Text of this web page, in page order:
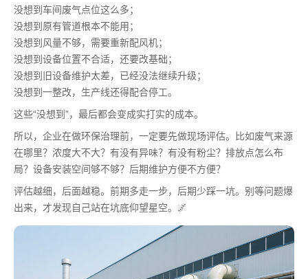
没想到车间废气点位这么多；
没想到原有管道根本不能用；
没想到风量不够，需要重新配风机；
没想到设备位置不合适，还要改基础；
没想到旧设备维护太差，已经没法继续升级；
没想到一整改，生产线还得配合停工。
这些“没想到”，最后都会变成实打实的成本。
所以，企业在做环保治理前，一定要先做现场评估。比如废气来源
在哪里？浓度大不大？有没有异味？有没有粉尘？排放点怎么布
局？设备安装空间够不够？后期维护方便不方便？
评估越细，后面越稳。前期多走一步，后期少踩一坑。别等问题爆
出来，才发现自己站在坑底仰望星空。🌌